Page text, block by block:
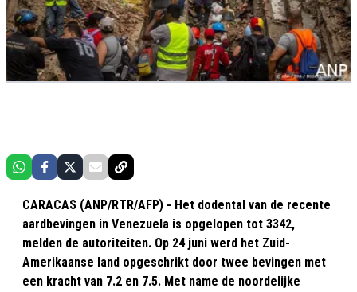
CARACAS (ANP/RTR/AFP) - Het dodental van de recente
aardbevingen in Venezuela is opgelopen tot 3342,
melden de autoriteiten. Op 24 juni werd het Zuid-
Amerikaanse land opgeschrikt door twee bevingen met
een kracht van 7.2 en 7.5. Met name de noordelijke